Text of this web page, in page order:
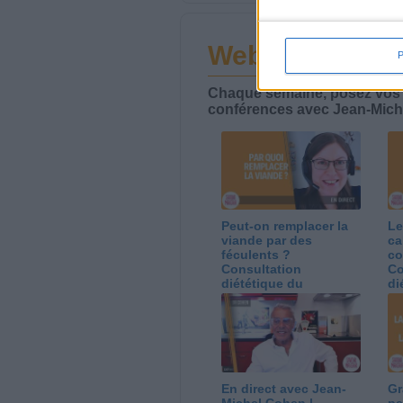
Webinaires en
Chaque semaine, posez
conférences avec Jean-
Peut-on remplacer la
viande par des
féculents ?
Consultation
diététique du
05/08/2026
En direct avec Jean-